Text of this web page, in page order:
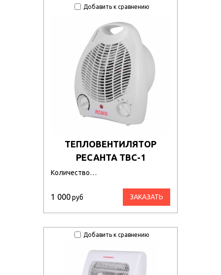
Добавить к сравнению
ТЕПЛОВЕНТИЛЯТОР
РЕСАНТА ТВС-1
Количество…
1 000руб ЗАКАЗАТЬ
Добавить к сравнению